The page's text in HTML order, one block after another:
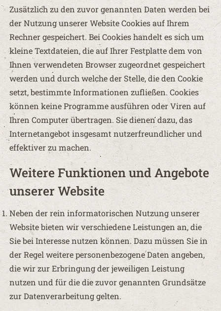
Zusätzlich zu den zuvor genannten Daten werden bei
der Nutzung unserer Website Cookies auf Ihrem
Rechner gespeichert. Bei Cookies handelt es sich um
kleine Textdateien, die auf Ihrer Festplatte dem von
Ihnen verwendeten Browser zugeordnet gespeichert
werden und durch welche der Stelle, die den Cookie
setzt, bestimmte Informationen zufließen. Cookies
können keine Programme ausführen oder Viren auf
Ihren Computer übertragen. Sie dienen dazu, das
Internetangebot insgesamt nutzerfreundlicher und
effektiver zu machen.
Weitere Funktionen und Angebote
unserer Website
Neben der rein informatorischen Nutzung unserer
Website bieten wir verschiedene Leistungen an, die
Sie bei Interesse nutzen können. Dazu müssen Sie in
der Regel weitere personenbezogene Daten angeben,
die wir zur Erbringung der jeweiligen Leistung
nutzen und für die die zuvor genannten Grundsätze
zur Datenverarbeitung gelten.